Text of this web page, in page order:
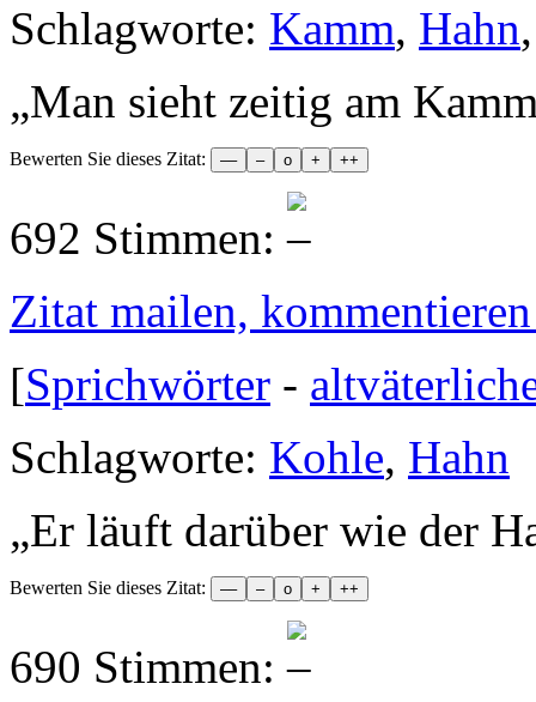
Schlagworte: Kamm, Hahn
„Man sieht zeitig am
Bewerten Sie dieses Zitat:
692 Stimmen:
Zitat mailen,
[Sprichwörter -
Schlagworte: Kohle, Hahn
„Er läuft darüber wie der
Bewerten Sie dieses Zitat:
690 Stimmen: